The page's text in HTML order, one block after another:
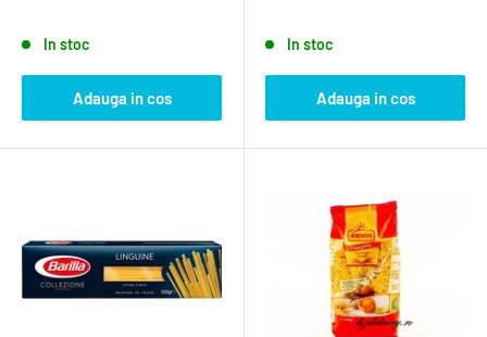
In stoc
Adauga in cos
In stoc
Adauga in cos